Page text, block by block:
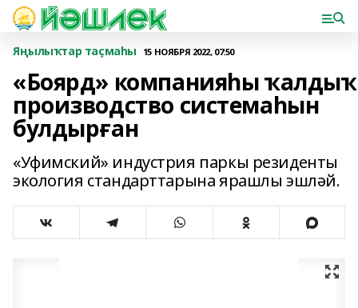
Яңылыҡтар таҫмаһы 15 НОЯБРЯ 2022, 07:50
«Боярд» компанияһы
производство системаһын
булдырған
«Уфимский» индустрия паркы резиденты
экология стандарттарына ярашлы эшләй.